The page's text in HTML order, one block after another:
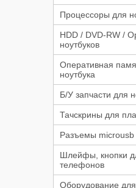
Процессоры для
HDD / DVD-RW /
ноутбуков
Оперативная
ноутбука
Б/У запчасти для
Тачскрины для
Разъемы microusb
Шлейфы, кнопки
телефонов
Оборудование